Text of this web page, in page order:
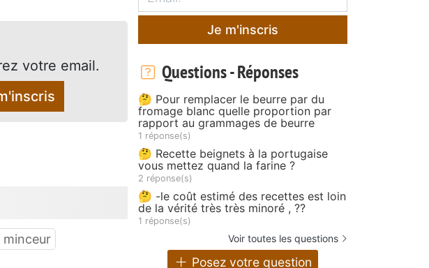
votre email.
minceur
Je m'inscris
Questions - Réponses
🤔 Pour remplacer le beurre par du
fromage blanc quelle proportion par
rapport au grammages de beurre
1 réponse(s)
🤔 Recette beignets à la portugaise
vous mettez quand la farine ?
2 réponse(s)
🤔 -le coût estimé des recettes est loin
de la vérité très très minoré , ??
1 réponse(s)
Voir toutes les questions
Posez votre question